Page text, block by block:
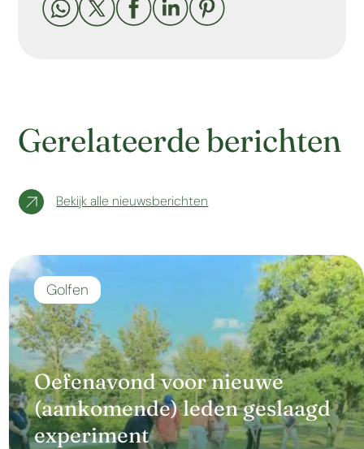
    
Gerelateerde berichten
Bekijk alle nieuwsberichten
Oefenavond voor nieuwe
(aankomende) leden geslaagd
experiment
Golfen